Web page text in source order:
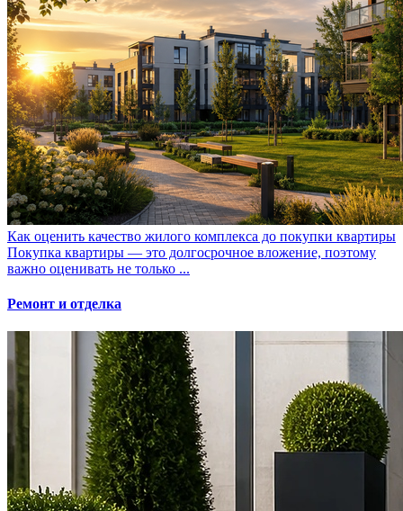
Как оценить качество жилого комплекса до покупки квартиры
Покупка квартиры — это долгосрочное вложение, поэтому
важно оценивать не только ...
Ремонт и отделка